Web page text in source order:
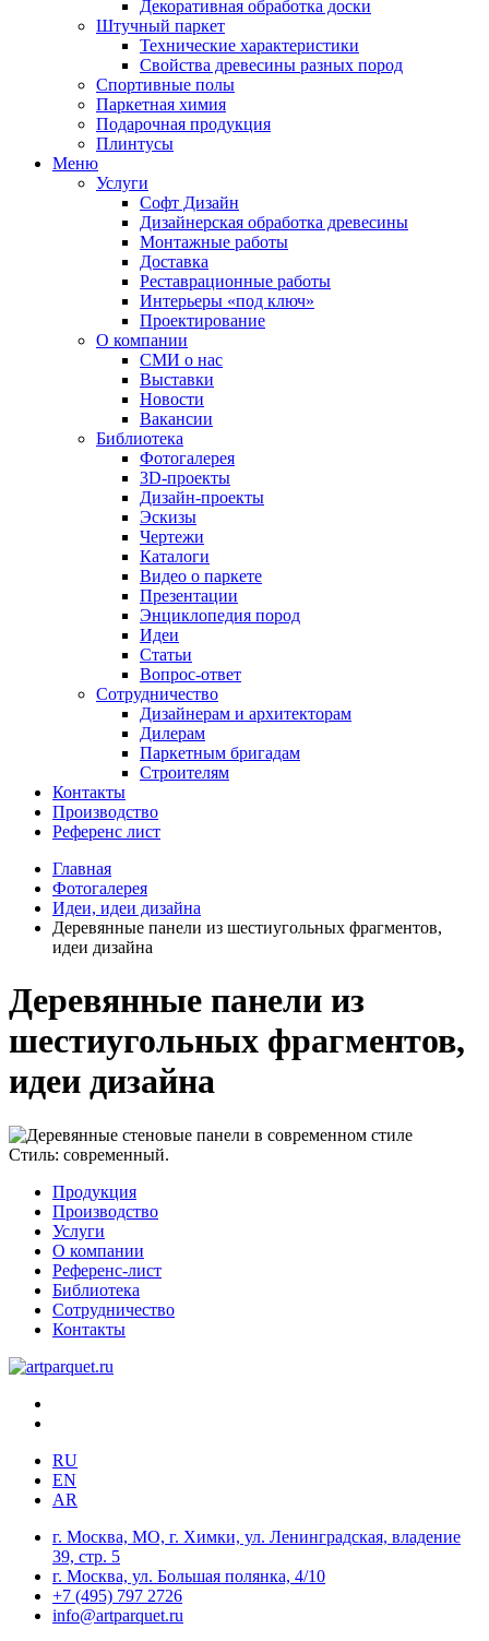
Декоративная обработка доски
Штучный паркет
Технические характеристики
Свойства древесины разных пород
Спортивные полы
Паркетная химия
Подарочная продукция
Плинтусы
Меню
Услуги
Софт Дизайн
Дизайнерская обработка древесины
Монтажные работы
Доставка
Реставрационные работы
Интерьеры «под ключ»
Проектирование
О компании
СМИ о нас
Выставки
Новости
Вакансии
Библиотека
Фотогалерея
3D-проекты
Дизайн-проекты
Эскизы
Чертежи
Каталоги
Видео о паркете
Презентации
Энциклопедия пород
Идеи
Статьи
Вопрос-ответ
Сотрудничество
Дизайнерам и архитекторам
Дилерам
Паркетным бригадам
Строителям
Контакты
Производство
Референс лист
Главная
Фотогалерея
Идеи, идеи дизайна
Деревянные панели из шестиугольных фрагментов,
идеи дизайна
Деревянные панели из
шестиугольных фрагментов,
идеи дизайна
Стиль: современный.
Продукция
Производство
Услуги
О компании
Референс-лист
Библиотека
Сотрудничество
Контакты
RU
EN
AR
г. Москва, МО, г. Химки, ул. Ленинградская, владение
39, стр. 5
г. Москва, ул. Большая полянка, 4/10
+7 (495) 797 2726
info@artparquet.ru